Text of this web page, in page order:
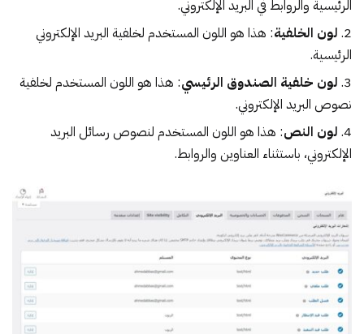
الرئيسية والروابط في البريد الإلكتروني.
لون الخلفية: هذا هو اللون المستخدم لخلفية البريد الإلكتروني
الرئيسية.
لون خلفية الصندوق الرئيسي: هذا هو اللون المستخدم لخلفية
نصوص البريد الإلكتروني.
لون النص: هذا هو اللون المستخدم لنصوص رسائل البريد
الإلكتروني، باستثناء العناوين والروابط.